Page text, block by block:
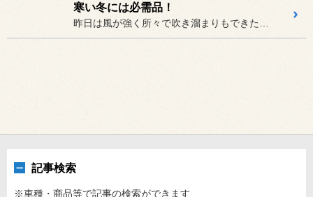
寒い冬には必需品！
記事検索
※車種・商品等で記事の検索ができます